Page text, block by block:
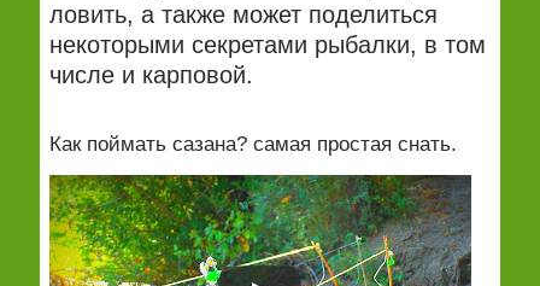
ловить, а также может поделиться
некоторыми секретами рыбалки, в том
числе и карповой.
Как поймать сазана? самая простая снать.